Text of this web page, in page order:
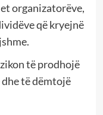
organizatorëve,
që kryejnë
të prodhojë
të dëmtojë